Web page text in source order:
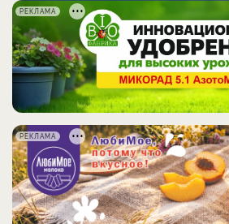
РЕКЛАМА
РЕКЛАМА